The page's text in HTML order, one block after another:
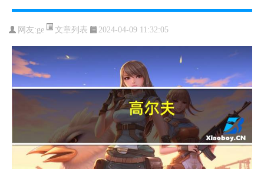
网友:ge 文章列表 2024-04-09 11:32:05